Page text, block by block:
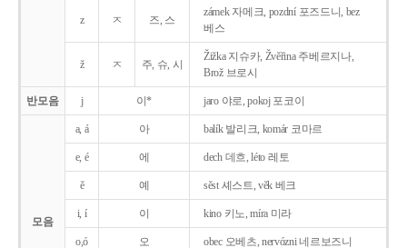
z ㅈ 즈, 스
zámek 자메크, pozdní 포즈드니, bez
베스
ž ㅈ 주, 슈, 시
Žižka 지슈카, Žvěřina 주베르지나,
Brož 브로시
반모음 j 이* jaro 야로, pokoj 포코이
모음
a, á 아 balík 발리크, komár 코마르
e, é 에 dech 데흐, léto 레토
ě 예 sěst 셰스트, věk 베크
i, í 이 kino 키노, míra 미라
o,ó 오 obec 오베츠, nervózni 네르보즈니